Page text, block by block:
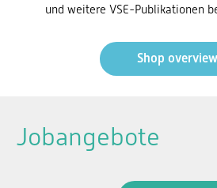
und weitere VSE-Publikationen
Shop overview
Jobangebote